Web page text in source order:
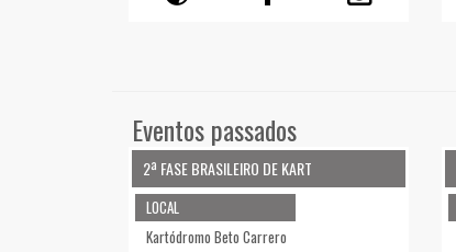
Eventos passados
2ª FASE BRASILEIRO DE KART
LOCAL
Kartódromo Beto Carrero